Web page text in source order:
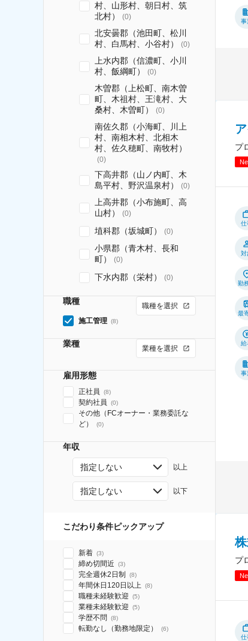
村、山形村、朝日村、筑
北村）
(0)
北安曇郡（池田町、松川
村、白馬村、小谷村）
(0)
上水内郡（信濃町、小川
村、飯綱町）
(0)
木曽郡（上松町、南木曽
町、木祖村、王滝村、大
桑村、木曽町）
(0)
南佐久郡（小海町、川上
村、南相木村、北相木
村、佐久穂町、南牧村）
(0)
下高井郡（山ノ内町、木
島平村、野沢温泉村）
(0)
上高井郡（小布施町、高
山村）
(0)
埴科郡（坂城町） (0)
小県郡（青木村、長和
町）
(0)
下水内郡（栄村） (0)
職種
職種を選択
施工管理 (8)
業種 業種を選択
雇用形態
正社員 (8)
契約社員 (0)
その他（FCオーナー・業務委託な
ど）
(0)
年収
指定しない 以上
指定しない 以下
こだわり条件ピックアップ
新着 (3)
締め切間近 (3)
完全週休2日制 (8)
年間休日120日以上 (8)
職種未経験歓迎 (5)
業種未経験歓迎 (5)
学歴不問 (8)
転勤なし（勤務地限定） (6)
事
プ
仕
対
勤
最
給
事
プ
仕